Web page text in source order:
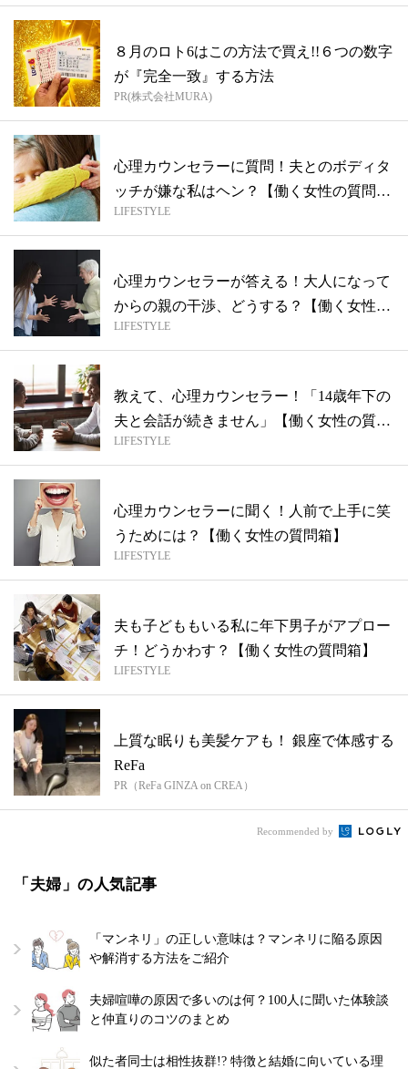
８月のロト6はこの方法で買え!!６つの数字
が『完全一致』する方法
PR(株式会社MURA)
心理カウンセラーに質問！夫とのボディタ
ッチが嫌な私はヘン？【働く女性の質問
箱】
LIFESTYLE
心理カウンセラーが答える！大人になって
からの親の干渉、どうする？【働く女性の
質問...
LIFESTYLE
教えて、心理カウンセラー！「14歳年下の
夫と会話が続きません」【働く女性の質問
箱...
LIFESTYLE
心理カウンセラーに聞く！人前で上手に笑
うためには？【働く女性の質問箱】
LIFESTYLE
夫も子どももいる私に年下男子がアプロー
チ！どうかわす？【働く女性の質問箱】
LIFESTYLE
上質な眠りも美髪ケアも！ 銀座で体感する
ReFa
PR（ReFa GINZA on CREA）
Recommended by
「夫婦」の人気記事
「マンネリ」の正しい意味は？マンネリに陥る原因
や解消する方法をご紹介
夫婦喧嘩の原因で多いのは何？100人に聞いた体験談
と仲直りのコツのまとめ
似た者同士は相性抜群!? 特徴と結婚に向いている理